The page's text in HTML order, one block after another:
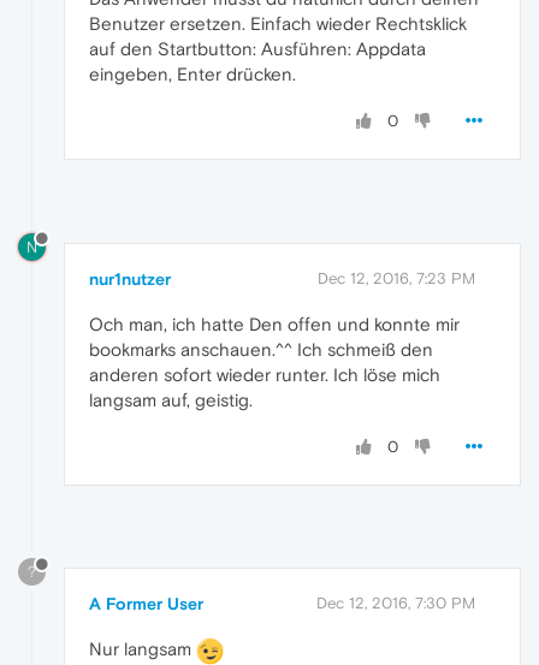
Benutzer ersetzen. Einfach wieder Rechtsklick
auf den Startbutton: Ausführen: Appdata
eingeben, Enter drücken.
0
N
nur1nutzer Dec 12, 2016, 7:23 PM
Och man, ich hatte Den offen und konnte mir
bookmarks anschauen.^^ Ich schmeiß den
anderen sofort wieder runter. Ich löse mich
langsam auf, geistig.
0
?
A Former User Dec 12, 2016, 7:30 PM
Nur langsam